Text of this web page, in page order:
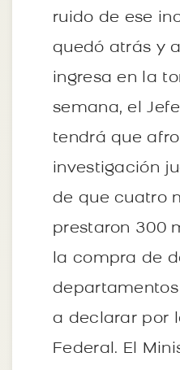
ruido de ese
quedó atrás y
ingresa en la
semana, el
tendrá que
investigación
de que cuatro
prestaron 300
la compra de
a declarar por
Federal. El